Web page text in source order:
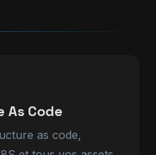
As Code
as code,